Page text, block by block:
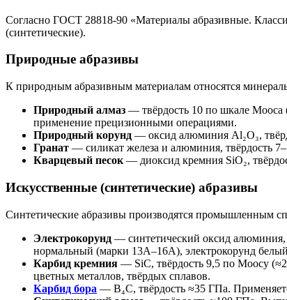
Согласно ГОСТ 28818-90 «Материалы абразивные.
(синтетические).
Природные абразивы
К природным абразивным материалам относятся
Природный алмаз — твёрдость 10 по шкале Мооса
применение прецизионными операциями.
Природный корунд — оксид алюминия Al₂O₃,
Гранат — силикат железа и алюминия, твёрдость
Кварцевый песок — диоксид кремния SiO₂,
Искусственные (синтетические) абразивы
Синтетические абразивы производятся промышленным
Электрокорунд — синтетический оксид алюминия,
нормальный (марки 13А–16А), электрокорунд
Карбид кремния — SiC, твёрдость 9,5 по Моосу
цветных металлов, твёрдых сплавов.
Карбид бора — B₄C, твёрдость ≈35 ГПа.